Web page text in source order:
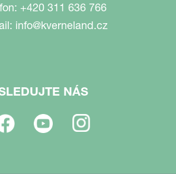
+420 311 636 766
info@kverneland.cz
NÁS